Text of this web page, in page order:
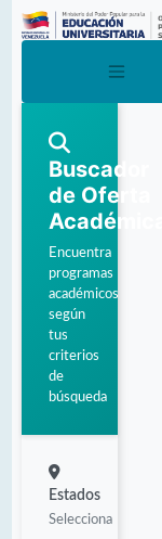
Buscador
de Oferta
Académica
Encuentra
programas
académicos
según
tus
criterios
de
búsqueda
Estados
Selecciona